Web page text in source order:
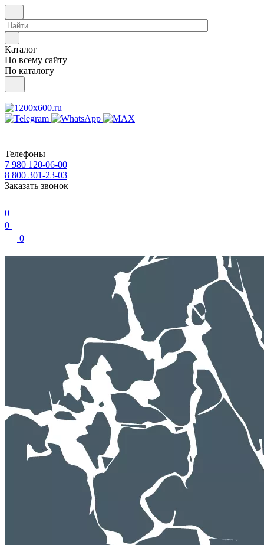
Каталог
По всему сайту
По каталогу
Телефоны
7 980 120-06-00
8 800 301-23-03
Заказать звонок
0
0
0